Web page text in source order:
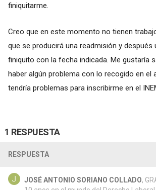
finiquitarme.
Creo que en este momento no tienen
que se producirá una readmisión y después
finiquito con la fecha indicada. Me gustaría
haber algún problema con lo recogido en el
tendría problemas para inscribirme en el
1 RESPUESTA
RESPUESTA
JOSÉ ANTONIO SORIANO COLLADO,